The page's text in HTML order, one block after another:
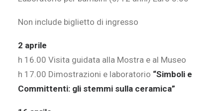
Non include biglietto di ingresso
2 aprile
h 16.00 Visita guidata alla Mostra e al Museo
h 17.00 Dimostrazioni e laboratorio “Simboli e
Committenti: gli stemmi sulla ceramica”